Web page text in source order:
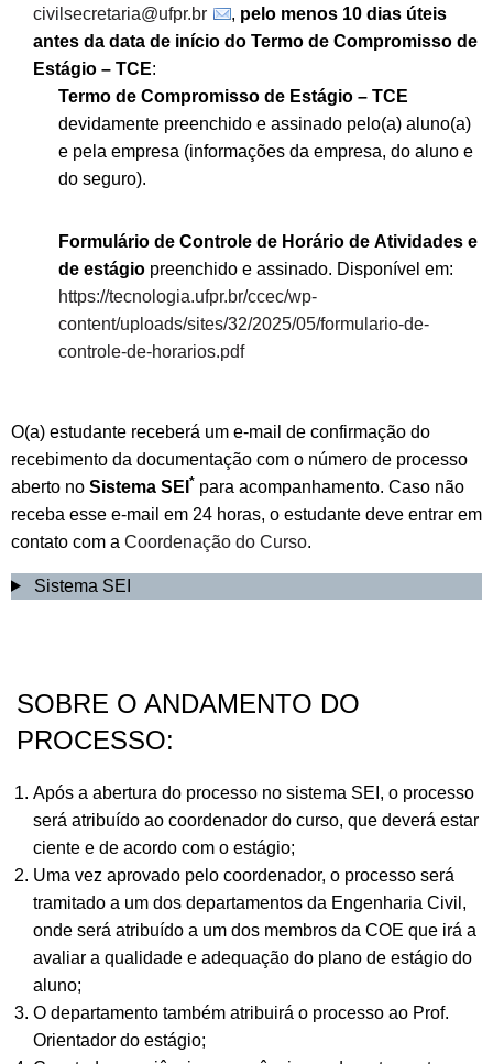
civilsecretaria@ufpr.br
, pelo menos 10 dias úteis
antes da data de início do Termo de Compromisso de
Estágio – TCE:
Termo de Compromisso de Estágio – TCE
devidamente preenchido e assinado pelo(a) aluno(a)
e pela empresa (informações da empresa, do aluno e
do seguro).
Formulário de Controle de Horário de Atividades e
de estágio preenchido e assinado. Disponível em:
https://tecnologia.ufpr.br/ccec/wp-
content/uploads/sites/32/2025/05/formulario-de-
controle-de-horarios.pdf
O(a) estudante receberá um e-mail de confirmação do
recebimento da documentação com o número de processo
aberto no Sistema SEI * para acompanhamento. Caso não
receba esse e-mail em 24 horas, o estudante deve entrar em
contato com a Coordenação do Curso.
Sistema SEI
SOBRE O ANDAMENTO DO
PROCESSO:
Após a abertura do processo no sistema SEI, o processo
será atribuído ao coordenador do curso, que deverá estar
ciente e de acordo com o estágio;
Uma vez aprovado pelo coordenador, o processo será
tramitado a um dos departamentos da Engenharia Civil,
onde será atribuído a um dos membros da COE que irá a
avaliar a qualidade e adequação do plano de estágio do
aluno;
O departamento também atribuirá o processo ao Prof.
Orientador do estágio;